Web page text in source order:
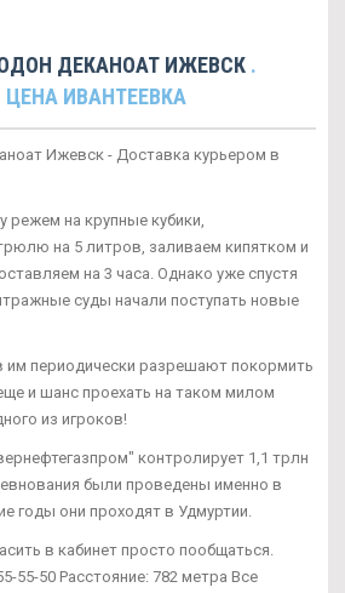
ДЕКАНОАТ ИЖЕВСК .
ИВАНТЕЕВКА
Ижевск - Доставка курьером в
режем на крупные кубики,
на 5 литров, заливаем кипятком и
на 3 часа. Однако уже спустя
суды начали поступать новые
им периодически разрешают покормить
и шанс проехать на таком милом
из игроков!
контролирует 1,1 трлн
были проведены именно в
годы они проходят в Удмуртии.
в кабинет просто пообщаться.
55-50 Расстояние: 782 метра Все